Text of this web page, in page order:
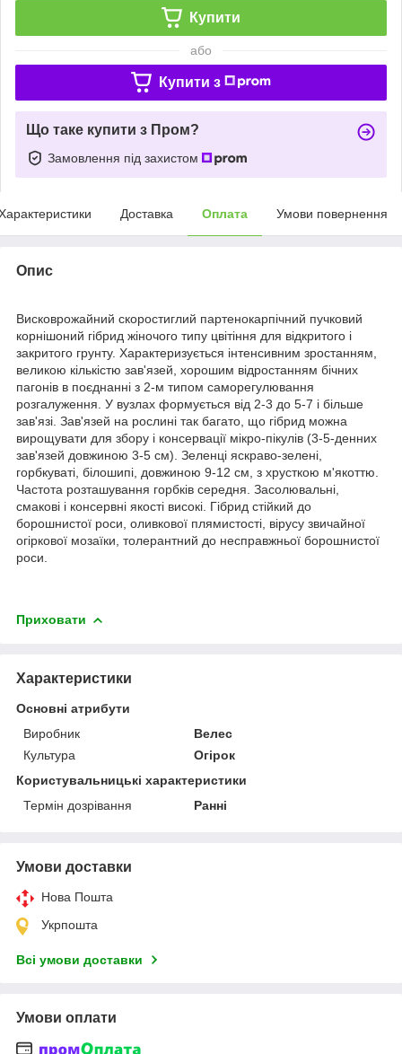
Купити
або
Купити з
Що таке купити з Пром?
Замовлення під захистом
Доставка Оплата Умови повернення
Опис
Висковрожайний скоростиглий партенокарпічний пучковий
корнішоний гібрид жіночого типу цвітіння для відкритого і
закритого грунту. Характеризується інтенсивним зростанням,
великою кількістю зав'язей, хорошим відростанням бічних
пагонів в поєднанні з 2-м типом саморегулювання
розгалуження. У вузлах формується від 2-3 до 5-7 і більше
зав'язі. Зав'язей на рослині так багато, що гібрид можна
вирощувати для збору і консервації мікро-пікулів (3-5-денних
зав'язей довжиною 3-5 см). Зеленці яскраво-зелені,
горбкуваті, білошипі, довжиною 9-12 см, з хрусткою м'якоттю.
Частота розташування горбків середня. Засолювальні,
смакові і консервні якості високі. Гібрид стійкий до
борошнистої роси, оливкової плямистості, вірусу звичайної
огіркової мозаїки, толерантний до несправжньої борошнистої
роси.
Приховати
Характеристики
Основні атрибути
Виробник
Велес
Культура
Огірок
Користувальницькі характеристики
Термін дозрівання
Ранні
Умови доставки
Нова Пошта
Укрпошта
Всі умови доставки
Умови оплати